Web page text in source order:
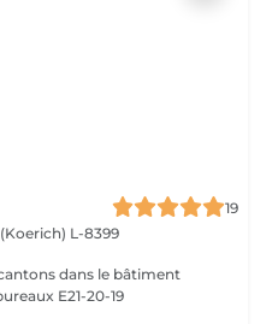
19
L-8399
dans le bâtiment
E21-20-19